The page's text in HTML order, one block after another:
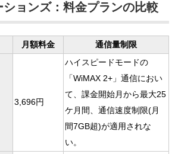
ョンズ：料金プランの比較
月額料金 通信量制限
3,696円
ハイスピードモードの
「WiMAX 2+」通信におい
て、課金開始月から最大25
ケ月間、通信速度制限(月
間7GB超)が適用されな
い。